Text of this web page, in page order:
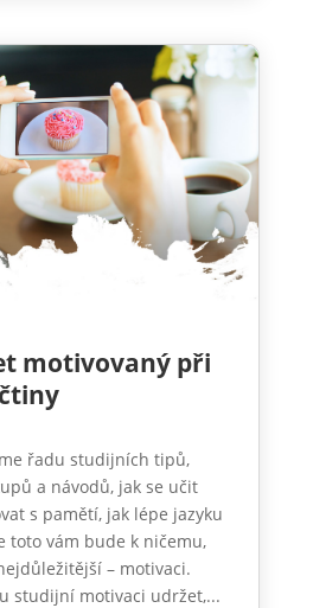
motivovaný při
řadu studijních tipů,
a návodů, jak se učit
s pamětí, jak lépe jazyku
toto vám bude k ničemu,
– motivaci.
studijní motivaci udržet,...